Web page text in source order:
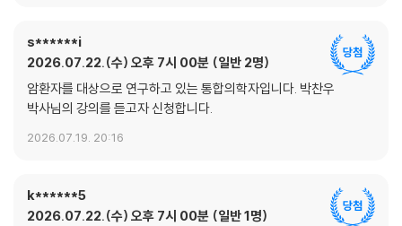
s******i
2026.07.22.(수) 오후 7시 00분 일반 2명
암환자를 대상으로 연구하고 있는 통합의학자입니다. 박찬우
박사님의 강의를 듣고자 신청합니다.
2026.07.19. 20:16
k******5
2026.07.22.(수) 오후 7시 00분 일반 1명